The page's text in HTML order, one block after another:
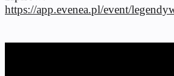
https://app.evenea.pl/event/